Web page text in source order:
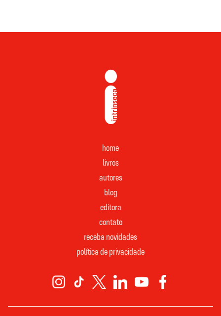
home
livros
autores
blog
editora
contato
receba novidades
política de privacidade